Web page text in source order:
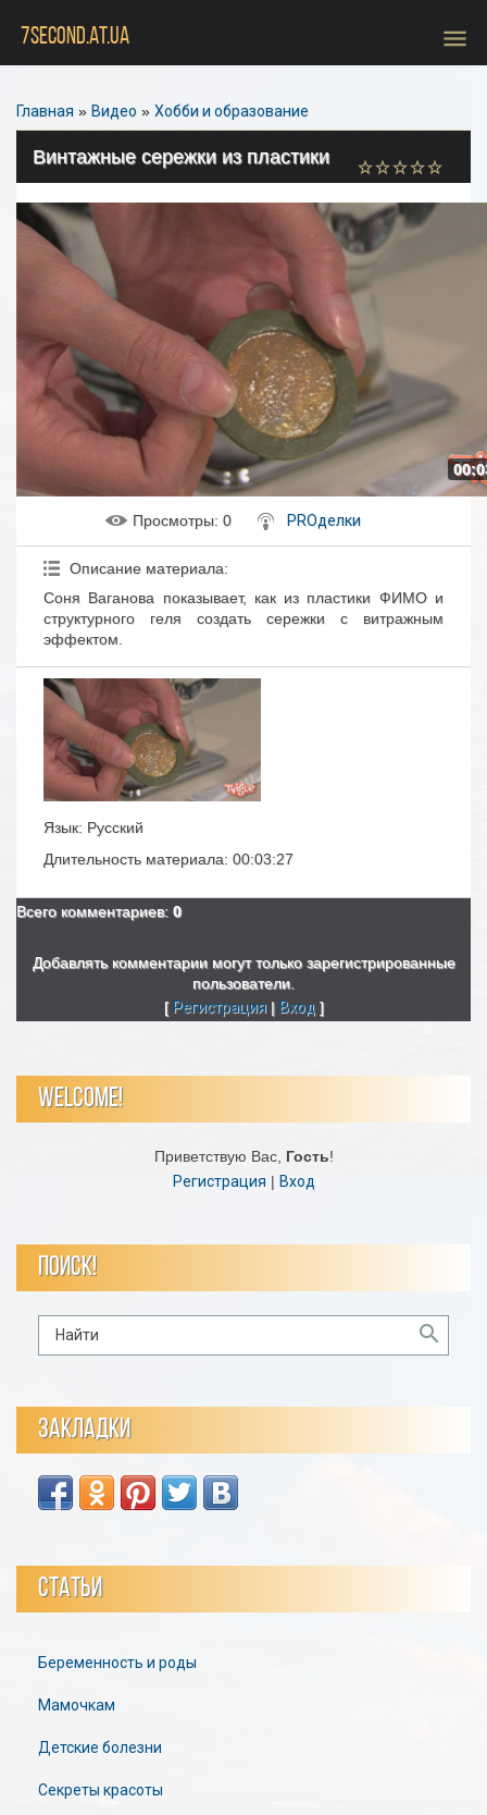
7SECOND.AT.UA menu
Главная » Видео » Хобби и образование
Винтажные сережки из пластики
Просмотры: 0 PROделки
Описание материала:
Соня Ваганова показывает, как из пластики ФИМО и
структурного геля создать сережки с витражным
эффектом.
Язык: Русский
Длительность материала: 00:03:27
Всего комментариев: 0
Добавлять комментарии могут только зарегистрированные
пользователи.
[ Регистрация| Вход ]
WELCOME!
Приветствую Вас, Гость!
Регистрация | Вход
ПОИСК!
ЗАКЛАДКИ
СТАТЬИ
Беременность и роды
Мамочкам
Детские болезни
Секреты красоты